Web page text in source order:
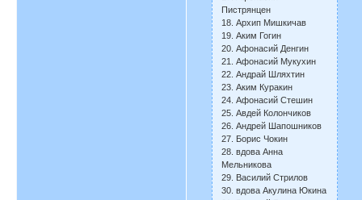
Пистрянцен
18. Архип Мишкичав
19. Аким Гогин
20. Афонасий Денгин
21. Афонасий Мукухин
22. Андрай Шляхтин
23. Аким Куракин
24. Афонасий Стешин
25. Авдей Колончиков
26. Андрей Шапошников
27. Борис Чокин
28. вдова Анна
Мельникова
29. Василий Стрилов
30. вдова Акулина Юкина